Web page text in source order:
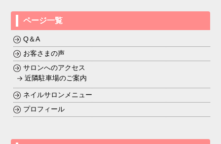
ページ一覧
Q＆A
お客さまの声
サロンへのアクセス
近隣駐車場のご案内
ネイルサロンメニュー
プロフィール